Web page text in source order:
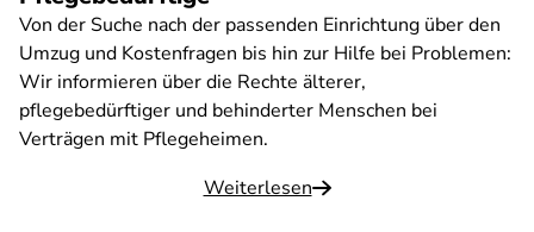
Von der Suche nach der passenden Einrichtung über den
Umzug und Kostenfragen bis hin zur Hilfe bei Problemen:
Wir informieren über die Rechte älterer,
pflegebedürftiger und behinderter Menschen bei
Verträgen mit Pflegeheimen.
Weiterlesen